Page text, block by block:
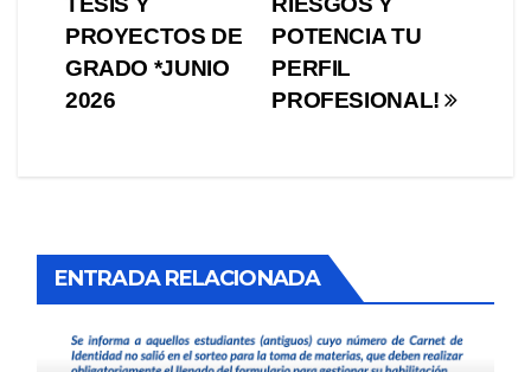
entradas
POTENCIA TU
PERFIL
PROFESIONAL!
PROYECTOS DE
GRADO *JUNIO
2026
ENTRADA RELACIONADA